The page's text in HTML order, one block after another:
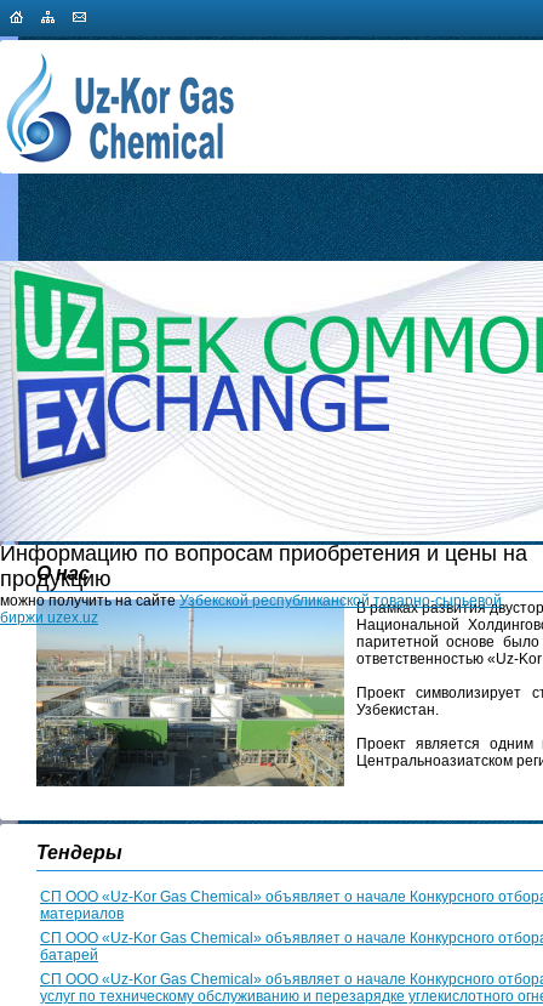
Информацию по вопросам приобретения и цены на
продукцию
можно получить на сайтеУзбекской республиканской товарно-сырьевой
биржи uzex.uz
О нас
В рамках развития
Национальной
паритетной основе
ответственностью «Uz-
Проект символизирует
Узбекистан.
Проект является
Центральноазиатском
Тендеры
СП ООО «Uz-Kor Gas Chemical» объявляет о начале Конкурсного
материалов
СП ООО «Uz-Kor Gas Chemical» объявляет о начале Конкурсного
батарей
СП ООО «Uz-Kor Gas Chemical» объявляет о начале Конкурсного
услуг по техническому обслуживанию и перезарядке углекислотного